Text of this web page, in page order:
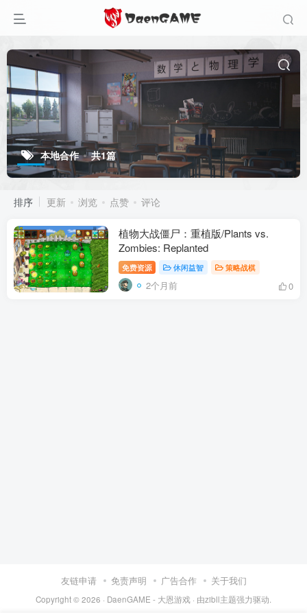
本地合作 共1篇
排序 更新 浏览 点赞 评论
植物大战僵尸：重植版/Plants vs.
Zombies: Replanted
免费资源 休闲益智 策略战棋
2个月前 0
友链申请 免责声明 广告合作 关于我们
Copyright © 2026 · DaenGAME - 大恩游戏 · 由zibll主题强力驱动.